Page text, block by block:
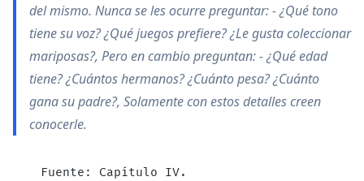
del mismo. Nunca se les ocurre preguntar: - ¿Qué tono
tiene su voz? ¿Qué juegos prefiere? ¿Le gusta coleccionar
mariposas?, Pero en cambio preguntan: - ¿Qué edad
tiene? ¿Cuántos hermanos? ¿Cuánto pesa? ¿Cuánto
gana su padre?, Solamente con estos detalles creen
conocerle.
  Fuente: Capí­tulo IV.